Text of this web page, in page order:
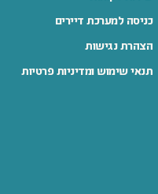
כניסה למערכת דיירים
הצהרת נגישות
תנאי שימוש ומדיניות פרטיות